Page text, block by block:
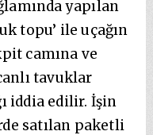
yapılan
topu’ ile uçağın
camına ve
tavuklar
iddia edilir. İşin
satılan paketli